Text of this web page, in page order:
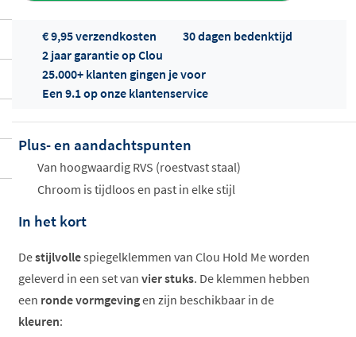
Offertes
ophalen...
€ 9,95 verzendkosten
30 dagen bedenktijd
2 jaar garantie op Clou
25.000+ klanten gingen je voor
Een 9.1 op onze klantenservice
Plus- en aandachtspunten
Van hoogwaardig RVS (roestvast staal)
Chroom is tijdloos en past in elke stijl
In het kort
Destijlvollespiegelklemmen van Clou Hold Me worden
geleverd in een set van vier stuks. De klemmen hebben
een ronde vormgevingen zijn beschikbaar in de
kleuren: